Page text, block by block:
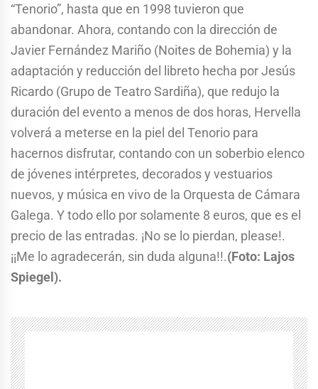
“Tenorio”, hasta que en 1998 tuvieron que
abandonar. Ahora, contando con la dirección de
Javier Fernández Mariño (Noites de Bohemia) y la
adaptación y reducción del libreto hecha por Jesús
Ricardo (Grupo de Teatro Sardiña), que redujo la
duración del evento a menos de dos horas, Hervella
volverá a meterse en la piel del Tenorio para
hacernos disfrutar, contando con un soberbio elenco
de jóvenes intérpretes, decorados y vestuarios
nuevos, y música en vivo de la Orquesta de Cámara
Galega. Y todo ello por solamente 8 euros, que es el
precio de las entradas. ¡No se lo pierdan, please!.
¡¡Me lo agradecerán, sin duda alguna!!.(Foto: Lajos
Spiegel).